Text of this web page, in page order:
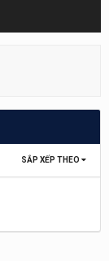
SẮP XẾP THEO